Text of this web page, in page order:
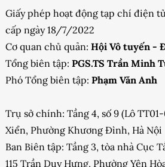
Giấy phép hoạt động tạp chí điện
cấp ngày 18/7/2022
Cơ quan chủ quản: Hội Vô tuyến -
Tổng biên tập: PGS.TS Trần Minh
Phó Tổng biên tập: Phạm Văn Anh
Trụ sở chính: Tầng 4, số 9 (Lô TT01-
Xiển, Phường Khương Đình, Hà Nội
Ban Biên tập: Tầng 3, tòa nhà Cục
115 Trần Duy Hưng, Phường Yên